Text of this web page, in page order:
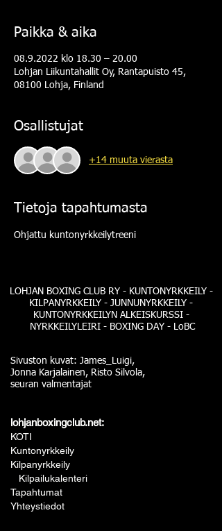
Paikka & aika
08.9.2022 klo 18.30 – 20.00
Lohjan Liikuntahallit Oy, Rantapuisto 45,
08100 Lohja, Finland
Osallistujat
+14 muuta vierasta
Tietoja tapahtumasta
Ohjattu kuntonyrkkeilytreeni
LOHJAN BOXING CLUB RY - KUNTONYRKKEILY -
KILPANYRKKEILY - JUNNUNYRKKEILY -
KUNTONYRKKEILYN ALKEISKURSSI -
NYRKKEILYLEIRI - BOXING DAY - LoBC
Sivuston kuvat: James_Luigi,
Jonna Karjalainen, Risto Silvola,
seuran valmentajat
lohjanboxingclub.net:
KOTI
Kuntonyrkkeily
Kilpanyrkkeily
Kilpailukalenteri
Tapahtumat
Yhteystiedot